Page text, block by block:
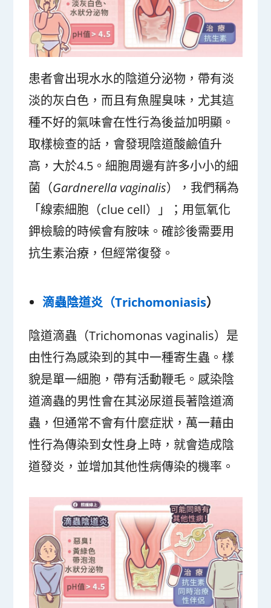
患者會出現水水的陰道分泌物，帶有淡
淡的灰白色，而且有魚腥臭味，尤其這
種不好的氣味會在性行為後益加明顯。
取樣檢查的話，會發現陰道酸鹼值升
高，大於4.5。細胞周邊有許多小小的細
菌（Gardnerella vaginalis），我們稱為
「線索細胞（clue cell）」；用氫氧化
鉀檢驗的時候會有胺味。確診後需要用
抗生素治療，但經常復發。
滴蟲陰道炎（Trichomoniasis）
陰道滴蟲（Trichomonas vaginalis）是
由性行為感染到的其中一種寄生蟲。樣
貌是單一細胞，帶有活動鞭毛。感染陰
道滴蟲的男性會在其泌尿道長著陰道滴
蟲，但通常不會有什麼症狀，萬一藉由
性行為傳染到女性身上時，就會造成陰
道發炎，並增加其他性病傳染的機率。